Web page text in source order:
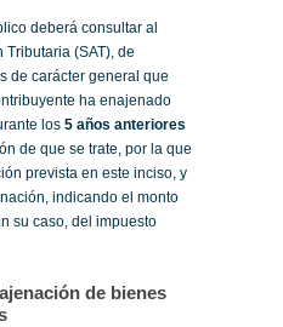
deberá consultar al
(SAT), de
de carácter general que
ha enajenado
los 5 años anteriores
de que se trate, por la que
prevista en este inciso, y
indicando el monto
su caso, del impuesto
de bienes